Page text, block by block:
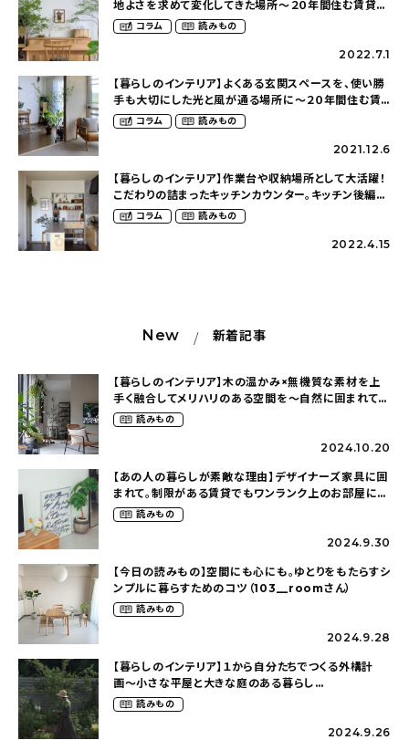
地よさを求めて変化してきた場所〜２０年間住む賃貸ア
パートを慈しむ暮らし（cafe202_homeさん）
コラム 読みもの
2022.7.1
【暮らしのインテリア】よくある玄関スペースを、使い勝
手も大切にした光と風が通る場所に〜２０年間住む賃
貸アパートを慈しむ暮らし（cafe202_homeさん）
コラム 読みもの
2021.12.6
【暮らしのインテリア】作業台や収納場所として大活躍！
こだわりの詰まったキッチンカウンター。キッチン後編〜
２０年間住む賃貸アパートを慈しむ暮らし
（cafe202_homeさん）
コラム 読みもの
2022.4.15
New 新着記事
【暮らしのインテリア】木の温かみ×無機質な素材を上
手く融合してメリハリのある空間を〜自然に囲まれて暮
らす（ki_no_ieさん）
読みもの
2024.10.20
【あの人の暮らしが素敵な理由】デザイナーズ家具に囲
まれて。制限がある賃貸でもワンランク上のお部屋に〜
狭くても好きな暮らしのこと（_____chika708さん）
読みもの
2024.9.30
【今日の読みもの】空間にも心にも。ゆとりをもたらすシ
ンプルに暮らすためのコツ（103__roomさん）
読みもの
2024.9.28
【暮らしのインテリア】１から自分たちでつくる外構計
画〜小さな平屋と大きな庭のある暮らし
（tsumikiniwaさん）
読みもの
2024.9.26